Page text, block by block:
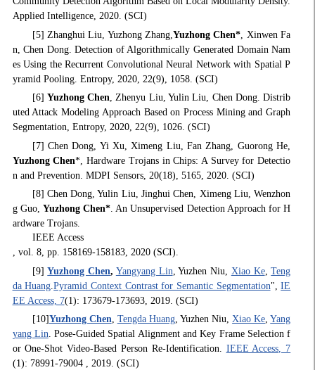
Applied Intelligence, 2020. (SCI)
[5] Zhanghui Liu, Yuzhong Zhang,Yuzhong Chen* , Xinwen Fa
n, Chen Dong. Detection of Algorithmically Generated Domain Nam
es Using the Recurrent Convolutional Neural Network with Spatial P
yramid Pooling. Entropy, 2020, 22(9), 1058. (SCI)
[6] Yuzhong Chen, Zhenyu Liu, Yulin Liu, Chen Dong. Distrib
uted Attack Modeling Approach Based on Process Mining and Graph
Segmentation, Entropy, 2020, 22(9), 1026. (SCI)
[7] Chen Dong, Yi Xu, Ximeng Liu, Fan Zhang, Guorong He,
Yuzhong Chen*, Hardware Trojans in Chips: A Survey for Detectio
n and Prevention. MDPI Sensors, 20(18), 5165, 2020. (SCI)
[8] Chen Dong, Yulin Liu, Jinghui Chen, Ximeng Liu, Wenzhon
g Guo, Yuzhong Chen*. An Unsupervised Detection Approach for H
ardware Trojans.
IEEE Access
, vol. 8, pp. 158169-158183, 2020 (SCI).
[9]Yuzhong Chen, Yangyang Lin , Yuzhen Niu, Xiao Ke,Teng
da Huang .Pyramid Context Contrast for Semantic Segmentation",IE
EE Access, 7(1): 173679-173693, 2019. (SCI)
[10]Yuzhong Chen, Tengda Huang, Yuzhen Niu,Xiao Ke,Yang
yang Lin. Pose-Guided Spatial Alignment and Key Frame Selection f
or One-Shot Video-Based Person Re-Identification. IEEE Access, 7
(1): 78991-79004 , 2019. (SCI)